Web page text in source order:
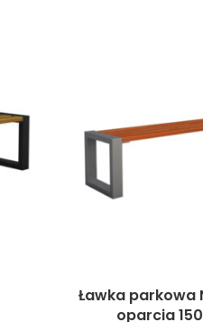
Ławka parkowa
oparcia